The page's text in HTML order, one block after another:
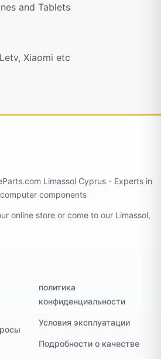
and Tablets
Xiaomi etc
Limassol Cyprus - Experts in
components
online store or come to our Limassol,
политика
конфиденциальности
Условия эксплуатации
Подробности о качестве